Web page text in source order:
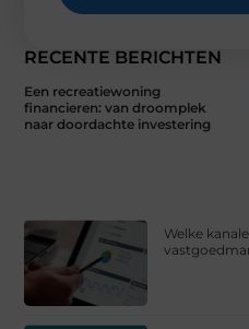
RECENTE BERICHTEN
Een recreatiewoning
financieren: van droomplek
naar doordachte investering
Welke